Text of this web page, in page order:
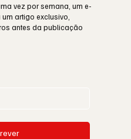
vez por semana, um e-
artigo exclusivo,
antes da publicação